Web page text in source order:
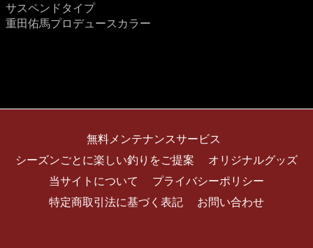
サスペンドタイプ
重田佑馬プロデュースカラー
無料メンテナンスサービス
シーズンごとに楽しい釣りをご提案
オリジナルグッズ
当サイトについて
プライバシーポリシー
特定商取引法に基づく表記
お問い合わせ